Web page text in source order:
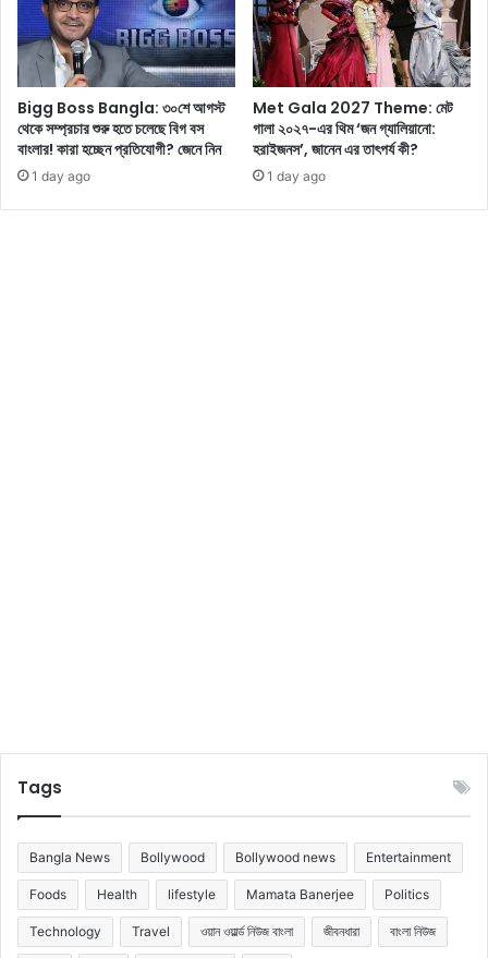
লু
ক
দি
য়ে
ন
জ
র
ছে
ন
না
?
জা
নে
ন
Bigg Boss Bangla: ৩০শে আগস্ট
থেকে সম্প্রচার শুরু হতে চলেছে বিগ বস
বাংলার! কারা হচ্ছেন প্রতিযোগী? জেনে নিন
1 day ago
Met Gala 2027 Theme: মেট
গালা ২০২৭-এর থিম ‘জন গ্যালিয়ানো:
হরাইজনস’, জানেন এর তাৎপর্য কী?
1 day ago
Tags
Bangla News Bollywood Bollywood news Entertainment
Foods Health lifestyle Mamata Banerjee Politics
Technology Travel ওয়ান ওয়ার্ল্ড নিউজ বাংলা জীবনধারা বাংলা নিউজ